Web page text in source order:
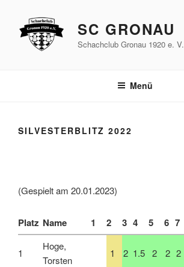
springen
SC GRONAU
Schachclub Gronau 1920 e. V.
Menü
SILVESTERBLITZ 2022
(Gespielt am 20.01.2023)
Platz Name 1 2 3 4 5 6 7
1
Hoge,
Torsten
1 2 1.5 2 2 2